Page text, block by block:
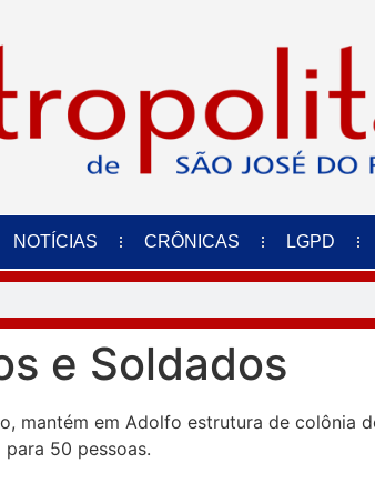
NOTÍCIAS CRÔNICAS LGPD
e Soldados
mantém em Adolfo estrutura de colônia
50 pessoas.